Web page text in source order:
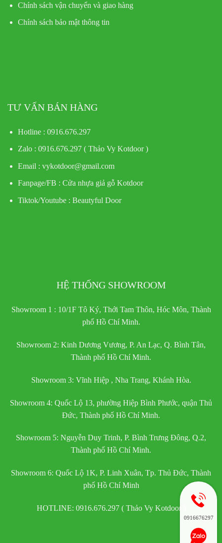
Chính sách vận chuyển và giao hàng
Chính sách bảo mật thông tin
TƯ VẤN BÁN HÀNG
Hotline : 0916.676.297
Zalo : 0916.676.297 ( Thảo Vy Kotdoor )
Email : vykotdoor@gmail.com
Fanpage/FB : Cửa nhựa giả gỗ Kotdoor
Tiktok/Youtube : Beautyful Door
HỆ THỐNG SHOWROOM
Showroom 1 : 10/1F Tô Ký, Thới Tam Thôn, Hóc Môn, Thành
phố Hồ Chí Minh.
Showroom 2: Kinh Dương Vương, P. An Lạc, Q. Bình Tân,
Thành phố Hồ Chí Minh.
Showroom 3: Vĩnh Hiệp , Nha Trang, Khánh Hòa.
Showroom 4: Quốc Lộ 13, phường Hiệp Bình Phước, quận Thủ
Đức, Thành phố Hồ Chí Minh.
Showroom 5: Nguyễn Duy Trinh, P. Bình Trưng Đông, Q.2,
Thành phố Hồ Chí Minh.
Showroom 6: Quốc Lộ 1K, P. Linh Xuân, Tp. Thủ Đức, Thành
phố Hồ Chí Minh
HOTLINE: 0916.676.297 ( Thảo Vy Kotdoor )
0916676297